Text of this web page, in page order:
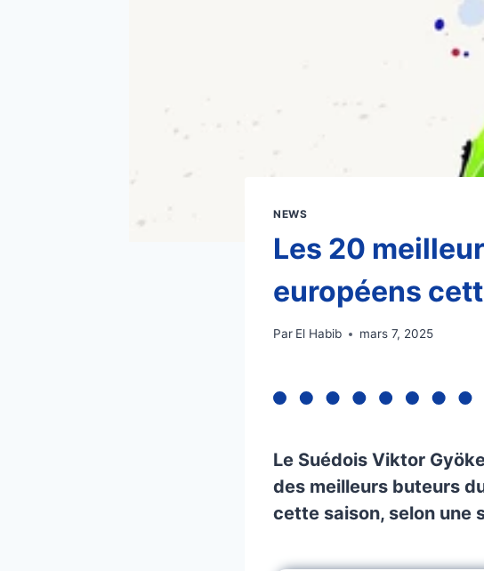
NEWS
Les 20
européens
Par El Habib mars 7, 2025
Le Suédois Viktor
des meilleurs buteurs
cette saison, selon une